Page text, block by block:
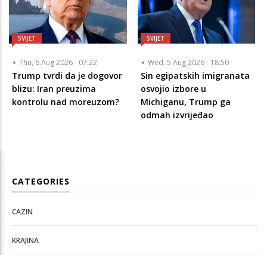
SVIJET
Thu, 6 Aug 2026 - 07:22
Trump tvrdi da je dogovor
blizu: Iran preuzima
kontrolu nad moreuzom?
SVIJET
Wed, 5 Aug 2026 - 18:50
Sin egipatskih imigranata
osvojio izbore u
Michiganu, Trump ga
odmah izvrijeđao
CATEGORIES
CAZIN
KRAJINA